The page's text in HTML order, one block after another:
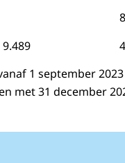
9.489
1 september 2023
met 31 december